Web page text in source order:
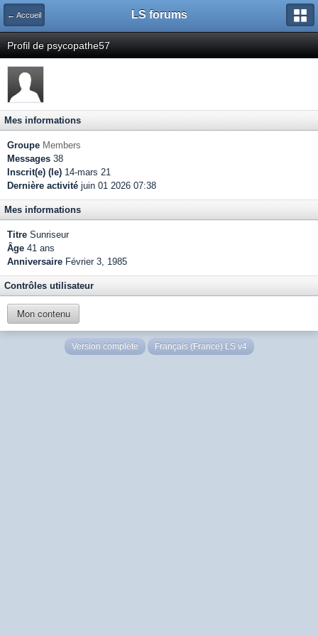
← Accueil LS forums
Profil de psycopathe57
Mes informations
Groupe Members
Messages 38
Inscrit(e) (le) 14-mars 21
Dernière activité juin 01 2026 07:38
Mes informations
Titre Sunriseur
Âge 41 ans
Anniversaire Février 3, 1985
Contrôles utilisateur
Mon contenu
Version complète Français (France) LS v4